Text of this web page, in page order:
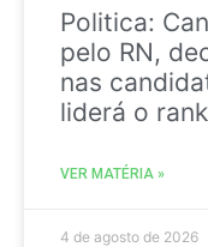
Politica:
pelo RN,
nas
liderá o
VER MATÉRIA »
4 de agosto de 2026